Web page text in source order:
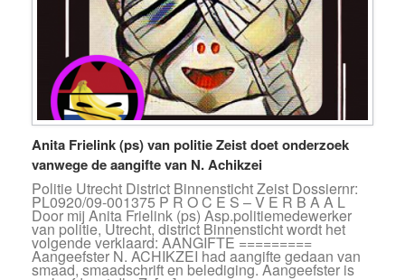
Anita Frielink (ps) van politie Zeist doet onderzoek
vanwege de aangifte van N. Achikzei
Politie Utrecht District Binnensticht Zeist Dossiernr:
PL0920/09-001375 P R O C E S – V E R B A A L
Door mij Anita Frielink (ps) Asp.politiemedewerker
van politie, Utrecht, district Binnensticht wordt het
volgende verklaard: AANGIFTE =========
Aangeefster N. ACHIKZEI had aangifte gedaan van
smaad, smaadschrift en belediging. Aangeefster is